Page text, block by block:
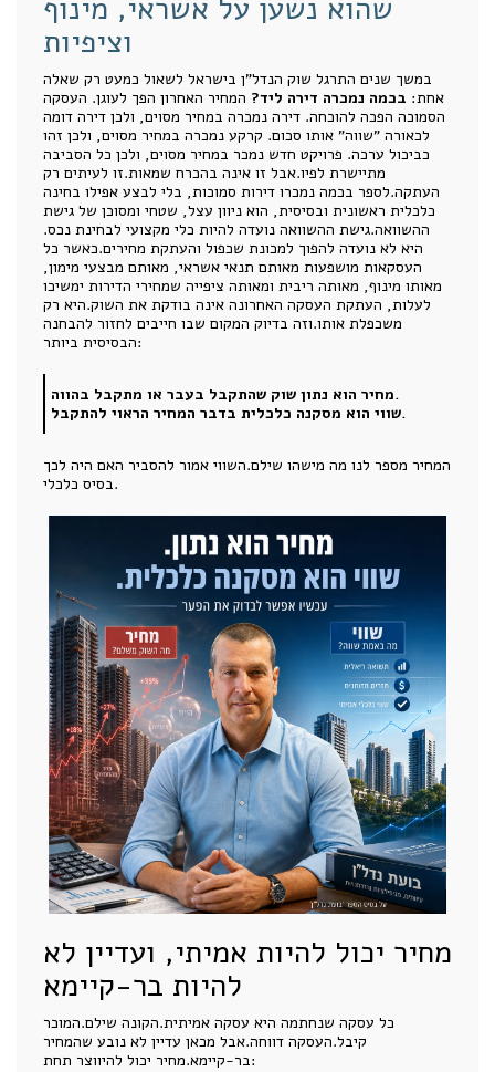
שהוא נשען על אשראי, מינוף
וציפיות
במשך שנים התרגל שוק הנדל"ן בישראל לשאול כמעט רק שאלה
אחת: בכמה נמכרה דירה ליד? המחיר האחרון הפך לעוגן. העסקה
הסמוכה הפכה להוכחה. דירה נמכרה במחיר מסוים, ולכן דירה דומה
לכאורה "שווה" אותו סכום. קרקע נמכרה במחיר מסוים, ולכן זהו
כביכול ערכה. פרויקט חדש נמכר במחיר מסוים, ולכן כל הסביבה
מתיישרת לפיו.אבל זו אינה בהכרח שמאות.זו לעיתים רק
העתקה.לספר בכמה נמכרו דירות סמוכות, בלי לבצע אפילו בחינה
כלכלית ראשונית ובסיסית, הוא ניוון עצל, שטחי ומסוכן של גישת
ההשוואה.גישת ההשוואה נועדה להיות כלי מקצועי לבחינת נכס.
היא לא נועדה להפוך למכונת שכפול והעתקת מחירים.כאשר כל
העסקאות מושפעות מאותם תנאי אשראי, מאותם מבצעי מימון,
מאותו מינוף, מאותה ריבית ומאותה ציפייה שמחירי הדירות ימשיכו
לעלות, העתקת העסקה האחרונה אינה בודקת את השוק.היא רק
משכפלת אותו.וזה בדיוק המקום שבו חייבים לחזור להבחנה
הבסיסית ביותר:
מחיר הוא נתון שוק שהתקבל בעבר או מתקבל בהווה.
שווי הוא מסקנה כלכלית בדבר המחיר הראוי להתקבל.
המחיר מספר לנו מה מישהו שילם.השווי אמור להסביר האם היה לכך
בסיס כלכלי.
מחיר יכול להיות אמיתי, ועדיין לא
להיות בר-קיימא
כל עסקה שנחתמה היא עסקה אמיתית.הקונה שילם.המוכר
קיבל.העסקה דווחה.אבל מכאן עדיין לא נובע שהמחיר
בר-קיימא.מחיר יכול להיווצר תחת: